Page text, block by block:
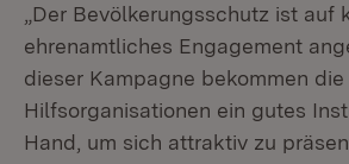
„Der Bevölkerungsschutz ist auf
ehrenamtliches Engagement
dieser Kampagne bekommen die
Hilfsorganisationen ein gutes
Hand, um sich attraktiv zu